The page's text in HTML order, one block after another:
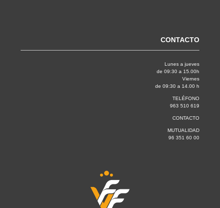
CONTACTO
Lunes a jueves
de 09:30 a 15.00h
Viernes
de 09:30 a 14.00 h
TELÉFONO
963 510 619
CONTACTO
MUTUALIDAD
96 351 60 00